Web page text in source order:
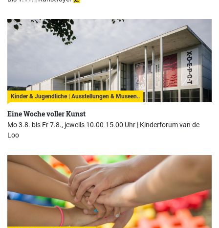
Kinder & Jugendliche | Ausstellungen & Museen..
Eine Woche voller Kunst
Mo 3.8. bis Fr 7.8., jeweils 10.00-15.00 Uhr | Kinderforum van de
Loo